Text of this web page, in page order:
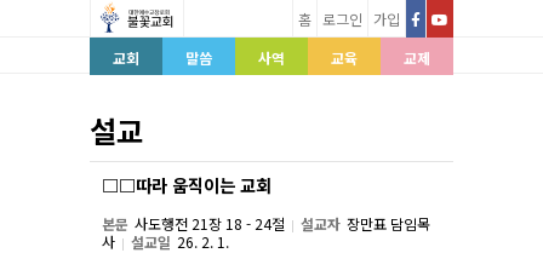
홈 로그인
가입
교회
말씀 사역 교육 교제
설교
□□따라 움직이는 교회
본문 사도행전 21장 18 - 24절 | 설교자 장만표 담임목
사 | 설교일 26. 2. 1.